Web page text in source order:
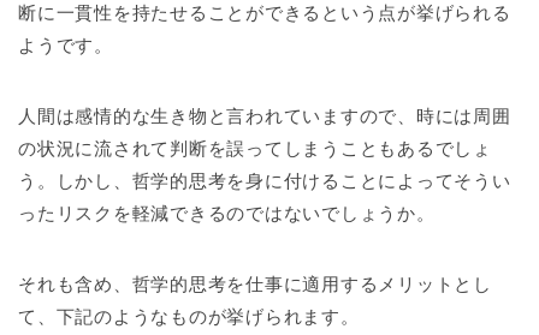
断に一貫性を持たせることができるという点が挙げられる
ようです。
人間は感情的な生き物と言われていますので、時には周囲
の状況に流されて判断を誤ってしまうこともあるでしょ
う。しかし、哲学的思考を身に付けることによってそうい
ったリスクを軽減できるのではないでしょうか。
それも含め、哲学的思考を仕事に適用するメリットとし
て、下記のようなものが挙げられます。